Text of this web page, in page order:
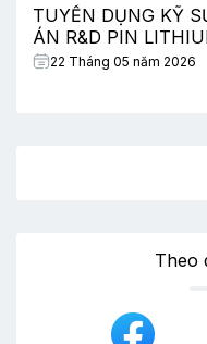
TUYỂN DỤNG KỸ
ÁN R&D PIN
22 Tháng 05 năm 2026
Theo